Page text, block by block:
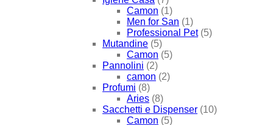
Camon (1)
Men for San (1)
Professional Pet (5)
Mutandine (5)
Camon (5)
Pannolini (2)
camon (2)
Profumi (8)
Aries (8)
Sacchetti e Dispenser (10)
Camon (5)